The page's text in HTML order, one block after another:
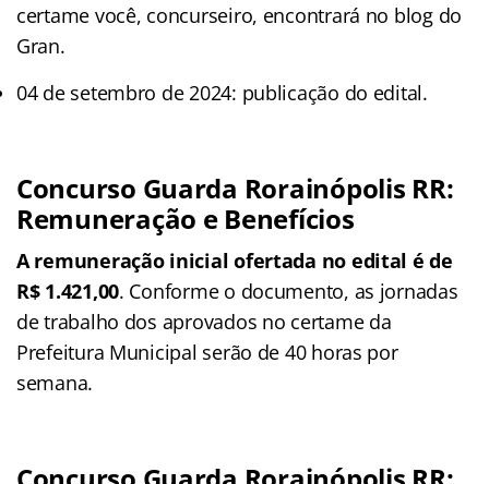
certame você, concurseiro, encontrará no blog do
Gran.
04 de setembro de 2024: publicação do edital.
Concurso Guarda Rorainópolis RR:
Remuneração e Benefícios
A remuneração inicial ofertada no edital é de
R$ 1.421,00. Conforme o documento, as jornadas
de trabalho dos aprovados no certame da
Prefeitura Municipal serão de 40 horas por
semana.